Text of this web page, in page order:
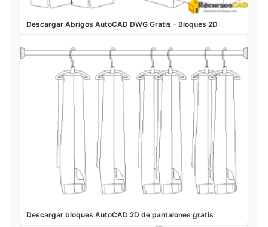
Descargar Abrigos AutoCAD DWG Gratis – Bloques 2D
Descargar bloques AutoCAD 2D de pantalones gratis